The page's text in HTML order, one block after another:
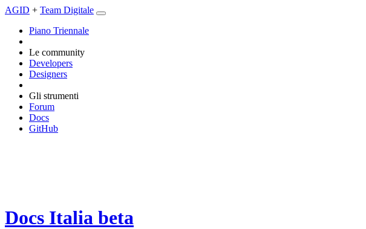
AGID + Team Digitale
Piano Triennale
Le community
Developers
Designers
Gli strumenti
Forum
Docs
GitHub
Docs Italia beta